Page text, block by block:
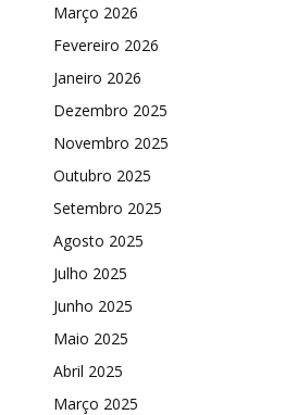
Março 2026
Fevereiro 2026
Janeiro 2026
Dezembro 2025
Novembro 2025
Outubro 2025
Setembro 2025
Agosto 2025
Julho 2025
Junho 2025
Maio 2025
Abril 2025
Março 2025